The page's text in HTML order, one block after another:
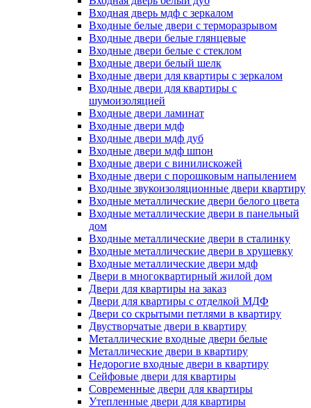
Входная дверь мдф с зеркалом
Входные белые двери с терморазрывом
Входные двери белые глянцевые
Входные двери белые с стеклом
Входные двери белый шелк
Входные двери для квартиры с зеркалом
Входные двери для квартиры с
шумоизоляцией
Входные двери ламинат
Входные двери мдф
Входные двери мдф дуб
Входные двери мдф шпон
Входные двери с винилискожей
Входные двери с порошковым напылением
Входные звукоизоляционные двери квартиру
Входные металлические двери белого цвета
Входные металлические двери в панельный
дом
Входные металлические двери в сталинку
Входные металлические двери в хрущевку
Входные металлические двери мдф
Двери в многоквартирный жилой дом
Двери для квартиры на заказ
Двери для квартиры с отделкой МДФ
Двери со скрытыми петлями в квартиру
Двустворчатые двери в квартиру
Металлические входные двери белые
Металлические двери в квартиру
Недорогие входные двери в квартиру
Сейфовые двери для квартиры
Современные двери для квартиры
Утепленные двери для квартиры